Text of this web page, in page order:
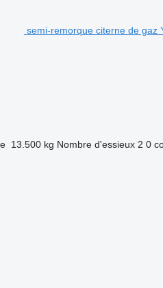
semi-remorque citerne de gaz
13.500 kg Nombre d'essieux 2 0